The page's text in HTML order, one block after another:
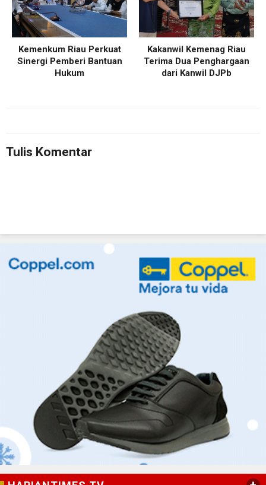
Kemenkum Riau Perkuat
Sinergi Pemberi Bantuan
Hukum
Kakanwil Kemenag Riau
Terima Dua Penghargaan
dari Kanwil DJPb
Tulis Komentar